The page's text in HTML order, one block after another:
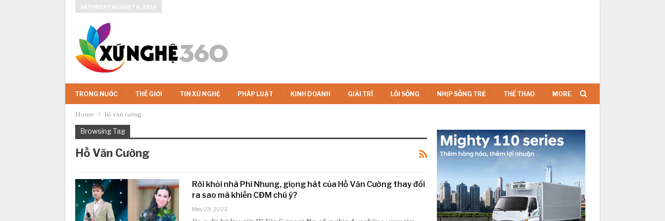
SATURDAY, AUGUST 8, 2026
TRONG NƯỚC THẾ GIỚI TIN XỨ NGHỆ PHÁP LUẬT KINH DOANH GIẢI TRÍ LỐI SỐNG NHỊP SỐNG TRẺ THỂ THAO MORE
Home hồ văn cường
Browsing Tag
Hồ Văn Cường
Rời khỏi nhà Phi Nhung, giọng hát của Hồ Văn Cường thay đổi
ra sao mà khiến CĐM chú ý?
May 23, 2022